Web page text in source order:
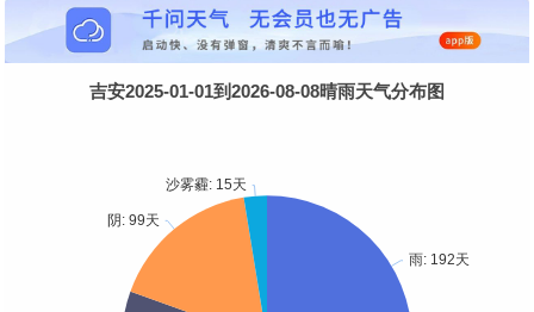
吉安2025-01-01到2026-08-08晴雨天气分布图